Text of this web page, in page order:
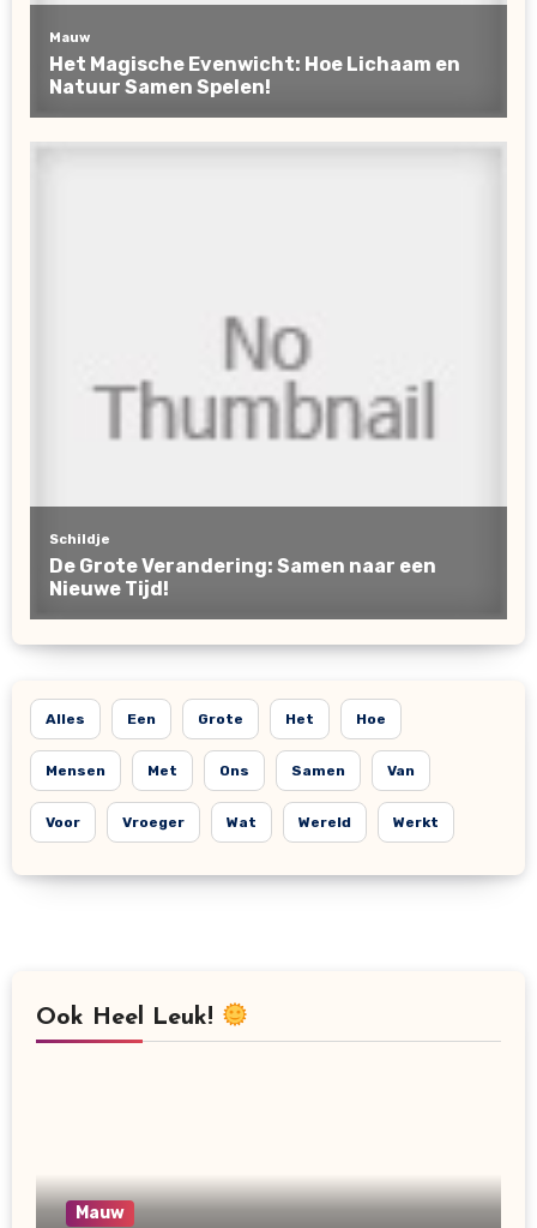
Alles Een Grote Het Hoe
Mensen Met Ons Samen Van
Voor Vroeger Wat Wereld Werkt
Ook Heel Leuk!
Mauw